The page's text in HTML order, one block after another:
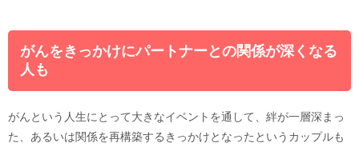
がんをきっかけにパートナーとの関係が深くなる
人も
がんという人生にとって大きなイベントを通して、絆が一層深まっ
た、あるいは関係を再構築するきっかけとなったというカップルも